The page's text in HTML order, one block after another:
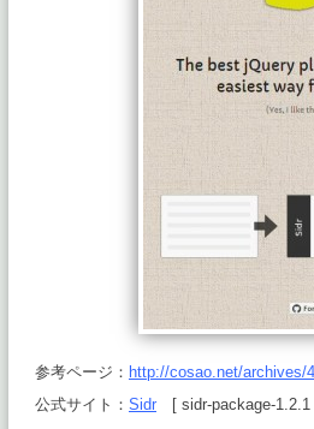
参考ページ： http://cosao.net/archives/
公式サイト： Sidr [ sidr-package-1.2.1